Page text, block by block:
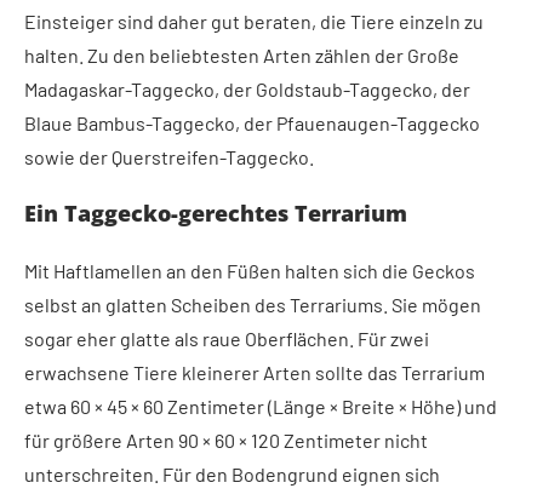
Einsteiger sind daher gut beraten, die Tiere einzeln zu
halten. Zu den beliebtesten Arten zählen der Große
Madagaskar-Taggecko, der Goldstaub-Taggecko, der
Blaue Bambus-Taggecko, der Pfauenaugen-Taggecko
sowie der Querstreifen-Taggecko.
Ein Taggecko-gerechtes Terrarium
Mit Haftlamellen an den Füßen halten sich die Geckos
selbst an glatten Scheiben des Terrariums. Sie mögen
sogar eher glatte als raue Oberflächen. Für zwei
erwachsene Tiere kleinerer Arten sollte das Terrarium
etwa 60 × 45 × 60 Zentimeter (Länge × Breite × Höhe) und
für größere Arten 90 × 60 × 120 Zentimeter nicht
unterschreiten. Für den Bodengrund eignen sich